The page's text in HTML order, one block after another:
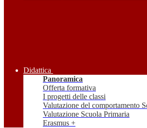
Didattica
Panoramica
Offerta formativa
I progetti delle classi
Valutazione del comportamento
Valutazione Scuola Primaria
Erasmus +